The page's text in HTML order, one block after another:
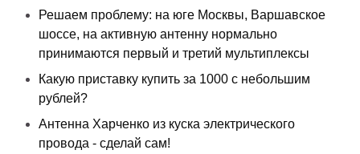
Решаем проблему: на юге Москвы, Варшавское
шоссе, на активную антенну нормально
принимаются первый и третий мультиплексы
Какую приставку купить за 1000 с небольшим
рублей?
Антенна Харченко из куска электрического
провода - сделай сам!